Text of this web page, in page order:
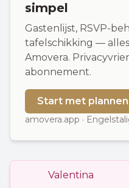
simpel
Gastenlijst, RSVP-
tafelschikking —
Amovera.
abonnement.
Start met plannen
amovera.app ·
Valentina